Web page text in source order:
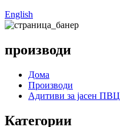
English
производи
Дома
Производи
Адитиви за јасен ПВЦ
Категории